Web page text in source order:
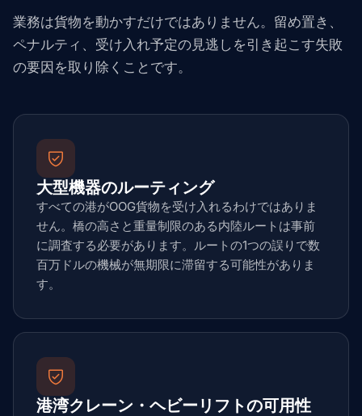
業務は貨物を動かすだけではありません。留め置き、
ペナルティ、受け入れ予定の見逃しを引き起こす失敗
の要因を取り除くことです。
大型機器のルーティング
すべての港がOOG貨物を受け入れるわけではありま
せん。橋の高さと重量制限のある内陸ルートは事前
に調査する必要があります。ルートの1つの誤りで数
百万ドルの機械が無期限に滞留する可能性がありま
す。
港湾クレーン・ヘビーリフトの可用性